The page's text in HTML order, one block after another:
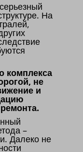
На
комплекса
не
и
–
Далеко не